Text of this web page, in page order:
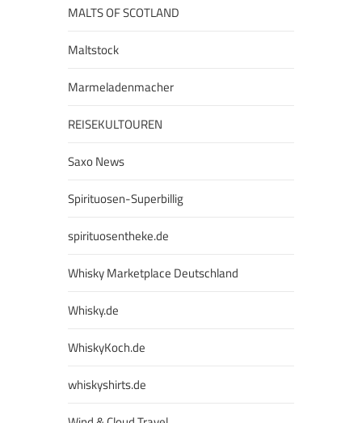
MALTS OF SCOTLAND
Maltstock
Marmeladenmacher
REISEKULTOUREN
Saxo News
Spirituosen-Superbillig
spirituosentheke.de
Whisky Marketplace Deutschland
Whisky.de
WhiskyKoch.de
whiskyshirts.de